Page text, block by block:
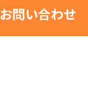
お問い合わせ